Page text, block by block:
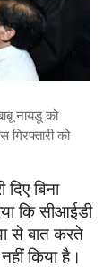
नायडू को
को
बिना
कि सीआईडी
से बात करते
किया है।